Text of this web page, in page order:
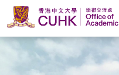
香
港